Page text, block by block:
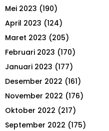
Mei 2023 (190)
April 2023 (124)
Maret 2023 (205)
Februari 2023 (170)
Januari 2023 (177)
Desember 2022 (161)
November 2022 (176)
Oktober 2022 (217)
September 2022 (175)